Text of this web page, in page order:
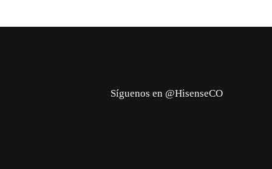
Síguenos en @HisenseCO